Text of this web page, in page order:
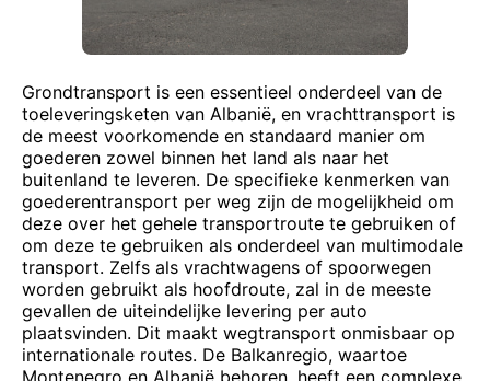
Grondtransport is een essentieel onderdeel van de
toeleveringsketen van Albanië, en vrachttransport is
de meest voorkomende en standaard manier om
goederen zowel binnen het land als naar het
buitenland te leveren. De specifieke kenmerken van
goederentransport per weg zijn de mogelijkheid om
deze over het gehele transportroute te gebruiken of
om deze te gebruiken als onderdeel van multimodale
transport. Zelfs als vrachtwagens of spoorwegen
worden gebruikt als hoofdroute, zal in de meeste
gevallen de uiteindelijke levering per auto
plaatsvinden. Dit maakt wegtransport onmisbaar op
internationale routes. De Balkanregio, waartoe
Montenegro en Albanië behoren, heeft een complexe